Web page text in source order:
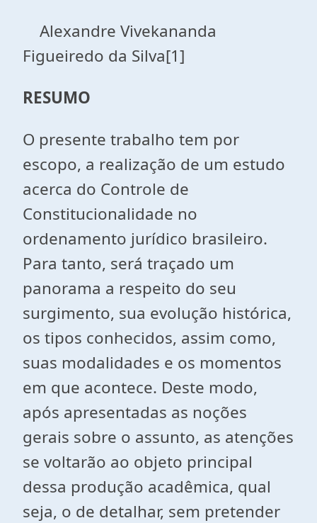
Alexandre Vivekananda
Figueiredo da Silva[1]
RESUMO
O presente trabalho tem por
escopo, a realização de um estudo
acerca do Controle de
Constitucionalidade no
ordenamento jurídico brasileiro.
Para tanto, será traçado um
panorama a respeito do seu
surgimento, sua evolução histórica,
os tipos conhecidos, assim como,
suas modalidades e os momentos
em que acontece. Deste modo,
após apresentadas as noções
gerais sobre o assunto, as atenções
se voltarão ao objeto principal
dessa produção acadêmica, qual
seja, o de detalhar, sem pretender